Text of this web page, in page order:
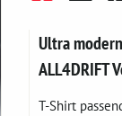
Ultra
ALL4DRIFT
T-Shirt